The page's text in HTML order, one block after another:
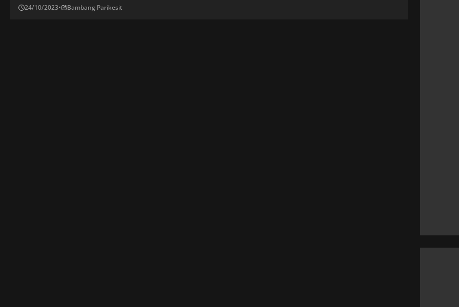
tangkis BWF World Tour Super 750 itu akan berlangsung di Glaz Arena, Rennes, Prancis. […]
24/10/2023• Bambang Parikesit